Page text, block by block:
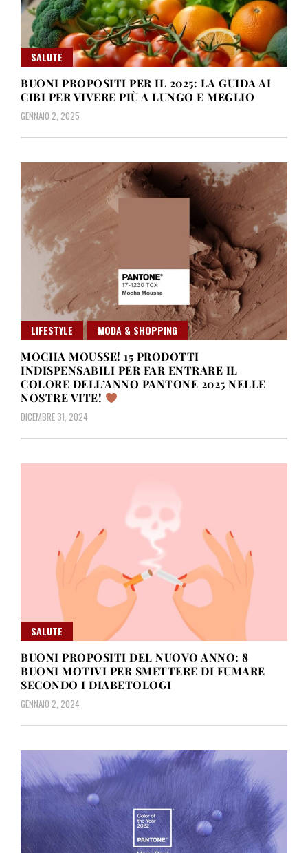
SALUTE
BUONI PROPOSITI PER IL 2025: LA GUIDA AI
CIBI PER VIVERE PIÙ A LUNGO E MEGLIO
GENNAIO 2, 2025
LIFESTYLE
MODA & SHOPPING
MOCHA MOUSSE! 15 PRODOTTI
INDISPENSABILI PER FAR ENTRARE IL
COLORE DELL’ANNO PANTONE 2025 NELLE
NOSTRE VITE!
DICEMBRE 31, 2024
SALUTE
BUONI PROPOSITI DEL NUOVO ANNO: 8
BUONI MOTIVI PER SMETTERE DI FUMARE
SECONDO I DIABETOLOGI
GENNAIO 2, 2024